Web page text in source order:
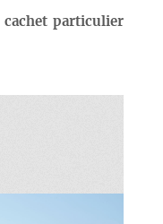
particulier